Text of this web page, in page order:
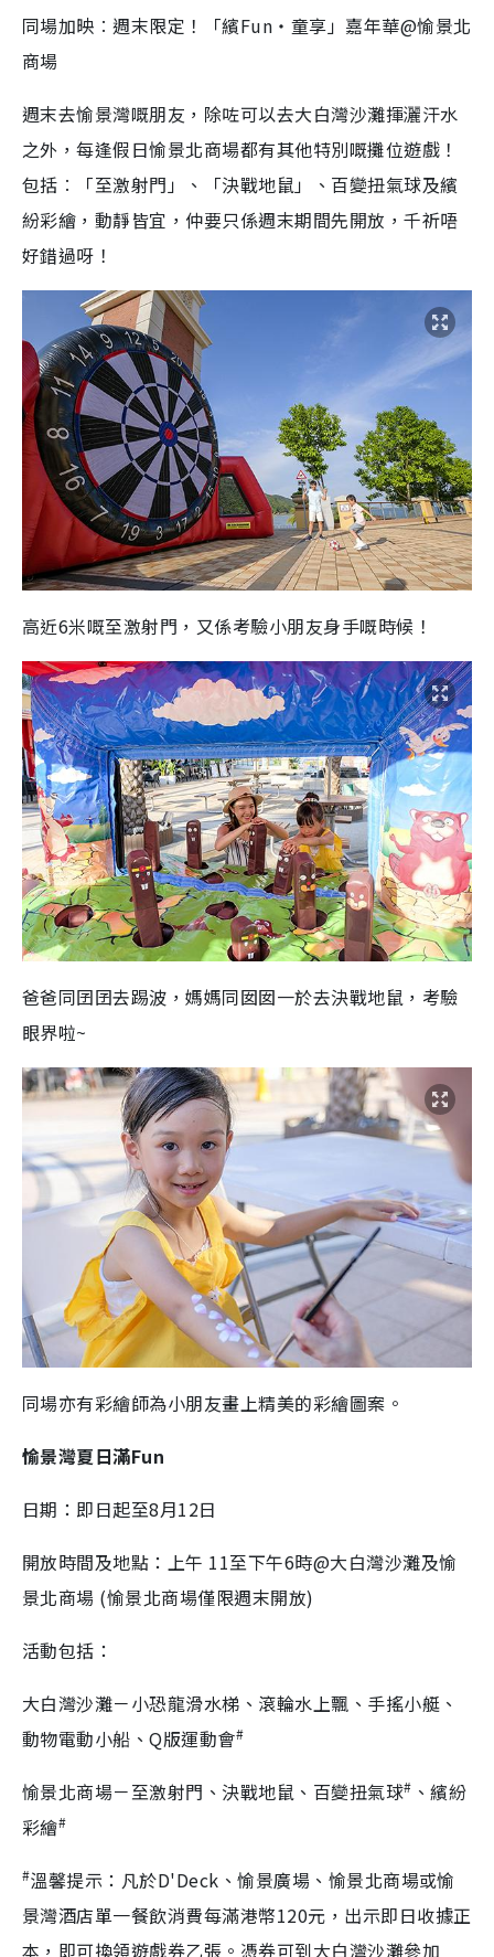
同場加映︰週末限定！「繽Fun‧童享」嘉年華@愉景北
商場
週末去愉景灣嘅朋友，除咗可以去大白灣沙灘揮灑汗水
之外，每逢假日愉景北商場都有其他特別嘅攤位遊戲！
包括︰「至激射門」、「決戰地鼠」、百變扭氣球及繽
紛彩繪，動靜皆宜，仲要只係週末期間先開放，千祈唔
好錯過呀！
高近6米嘅至激射門，又係考驗小朋友身手嘅時候！
爸爸同囝囝去踢波，媽媽同囡囡一於去決戰地鼠，考驗
眼界啦~
同場亦有彩繪師為小朋友畫上精美的彩繪圖案。
愉景灣夏日滿Fun
日期：即日起至8月12日
開放時間及地點：上午 11至下午6時@大白灣沙灘及愉
景北商場 (愉景北商場僅限週末開放)
活動包括：
大白灣沙灘－小恐龍滑水梯、滾輪水上飄、手搖小艇、
動物電動小船、Q版運動會#
愉景北商場－至激射門、決戰地鼠、百變扭氣球# 、繽紛
彩繪#
#溫馨提示：凡於D'Deck、愉景廣場、愉景北商場或愉
景灣酒店單一餐飲消費每滿港幣120元，出示即日收據正
本，即可換領遊戲券乙張。憑券可到大白灣沙灘參加